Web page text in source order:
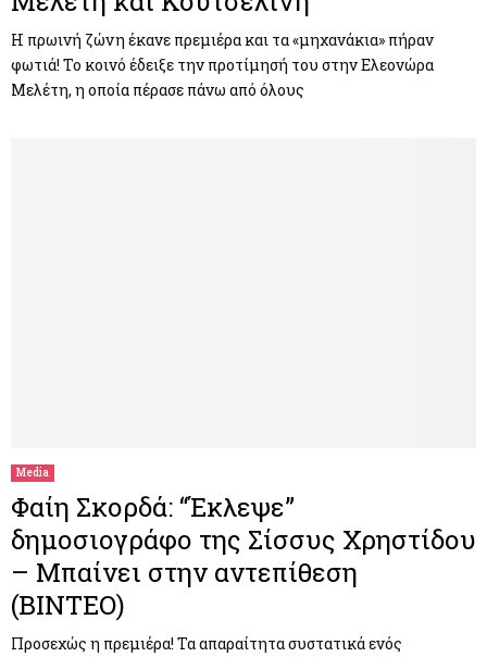
H πρωινή ζώνη έκανε πρεμιέρα και τα «μηχανάκια» πήραν
φωτιά! Το κοινό έδειξε την προτίμησή του στην Ελεονώρα
Μελέτη, η οποία πέρασε πάνω από όλους
Media
Φαίη Σκορδά: “Έκλεψε”
δημοσιογράφο της Σίσσυς Χρηστίδου
– Μπαίνει στην αντεπίθεση
(ΒΙΝΤΕΟ)
Προσεχώς η πρεμιέρα! Τα απαραίτητα συστατικά ενός